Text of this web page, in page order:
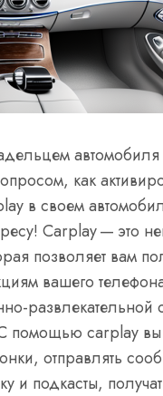
как
в своем
Carplay — это
позволяет вам
вашего
развлекательной
помощью carplay
отправлять
и подкасты,